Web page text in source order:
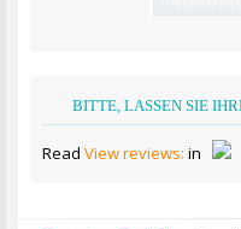
BITTE, LASSEN SIE
Read View reviews: in